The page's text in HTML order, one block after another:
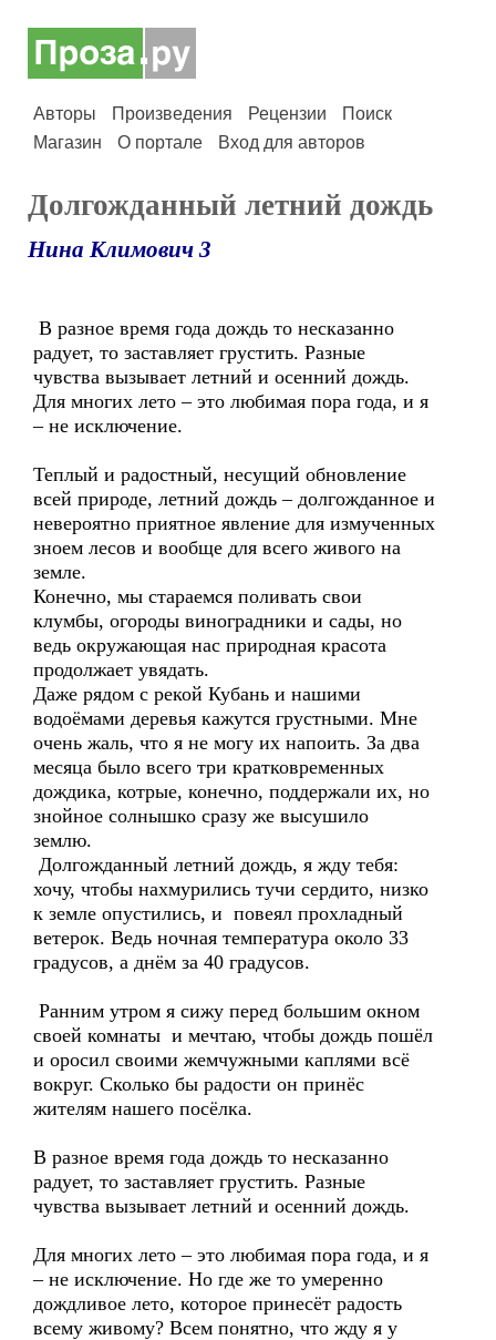
Авторы Произведения Рецензии
Поиск
Магазин
О портале Вход для авторов
Долгожданный летний дождь
Нина Климович 3
В разное время года дождь то несказанно
радует, то заставляет грустить. Разные
чувства вызывает летний и осенний дождь.
Для многих лето – это любимая пора года, и я
– не исключение.
Теплый и радостный, несущий обновление
всей природе, летний дождь – долгожданное и
невероятно приятное явление для измученных
зноем лесов и вообще для всего живого на
земле.
Конечно, мы стараемся поливать свои
клумбы, огороды виноградники и сады, но
ведь окружающая нас природная красота
продолжает увядать.
Даже рядом с рекой Кубань и нашими
водоёмами деревья кажутся грустными. Мне
очень жаль, что я не могу их напоить. За два
месяца было всего три кратковременных
дождика, котрые, конечно, поддержали их, но
знойное солнышко сразу же высушило
землю.
Долгожданный летний дождь, я жду тебя:
хочу, чтобы нахмурились тучи сердито, низко
к земле опустились, и повеял прохладный
ветерок. Ведь ночная температура около 33
градусов, а днём за 40 градусов.
Ранним утром я сижу перед большим окном
своей комнаты и мечтаю, чтобы дождь пошёл
и оросил своими жемчужными каплями всё
вокруг. Сколько бы радости он принёс
жителям нашего посёлка.
В разное время года дождь то несказанно
радует, то заставляет грустить. Разные
чувства вызывает летний и осенний дождь.
Для многих лето – это любимая пора года, и я
– не исключение. Но где же то умеренно
дождливое лето, которое принесёт радость
всему живому? Всем понятно, что жду я у